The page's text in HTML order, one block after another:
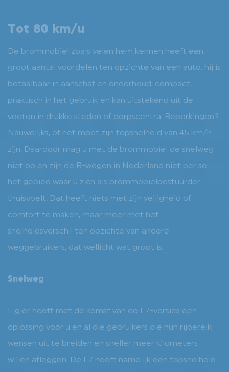
Tot 80 km/u
De brommobiel zoals velen hem kennen heeft een
groot aantal voordelen ten opzichte van een auto: hij is
betaalbaar in aanschaf en onderhoud, compact,
praktisch in het gebruik en kan uitstekend uit de
voeten in drukke steden of dorpscentra. Beperkingen?
Nauwelijks, of het moet zijn topsnelheid van 45 km/h
zijn. Daardoor mag u met de brommobiel de snelweg
niet op en zijn de B-wegen in Nederland niet per se
het gebied waar u zich als brommobielbestuurder
thuisvoelt. Dat heeft niets met zijn veiligheid of
comfort te maken, maar meer met het
snelheidsverschil ten opzichte van andere
weggebruikers, dat wellicht wat groot is.
Snelweg
Ligier heeft met de komst van de L7-versies een
oplossing voor u en al die gebruikers die hun rijbereik
wensen uit te breiden en sneller meer kilometers
willen afleggen. De L7 heeft namelijk een topsnelheid